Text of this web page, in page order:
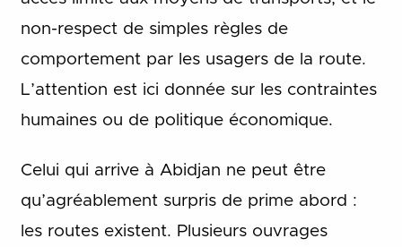
non-respect de simples règles de
comportement par les usagers de la route.
L’attention est ici donnée sur les contraintes
humaines ou de politique économique.
Celui qui arrive à Abidjan ne peut être
qu’agréablement surpris de prime abord :
les routes existent. Plusieurs ouvrages